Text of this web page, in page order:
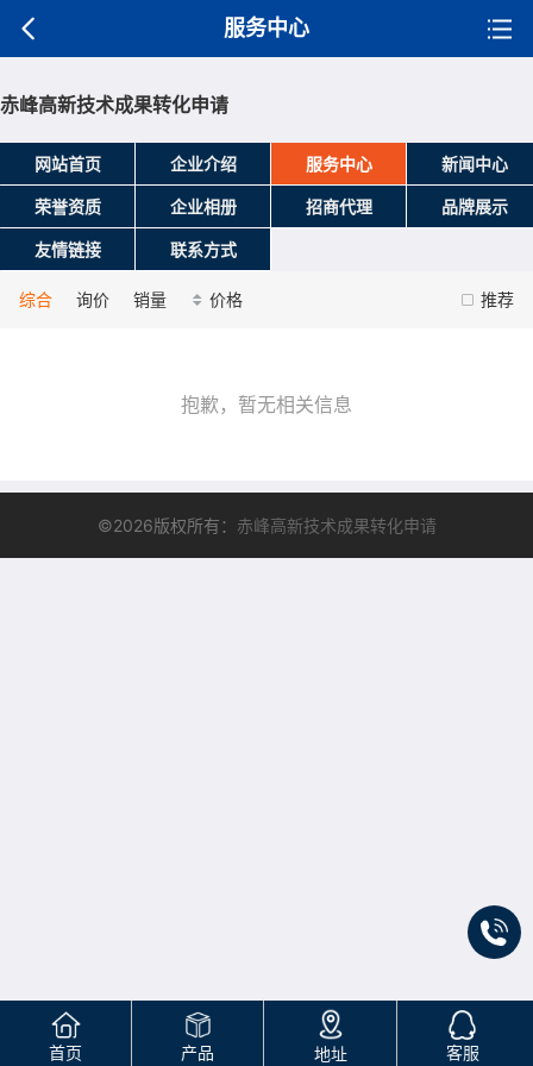
服务中心
赤峰高新技术成果转化申请
网站首页 企业介绍 服务中心 新闻中心
荣誉资质 企业相册 招商代理 品牌展示
友情链接 联系方式
推荐
综合 询价 销量 价格
抱歉，暂无相关信息
©2026版权所有： 赤峰高新技术成果转化申请
首页 产品 地址 客服